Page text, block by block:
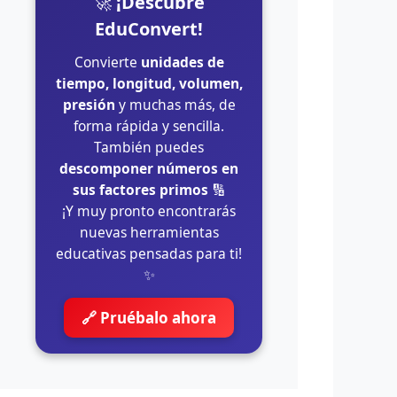
EduConvert!
Convierte unidades de
tiempo, longitud, volumen,
presión y muchas más, de
forma rápida y sencilla.
También puedes
descomponer números en
sus factores primos 🔢
¡Y muy pronto encontrarás
nuevas herramientas
educativas pensadas para ti!
✨
🔗 Pruébalo ahora